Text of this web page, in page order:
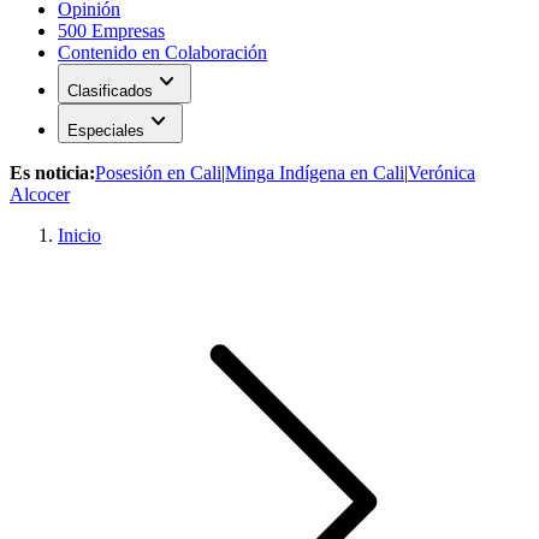
Opinión
500 Empresas
Contenido en Colaboración
Clasificados expand_more
Especiales expand_more
Es noticia:Posesión en Cali|Minga Indígena en Cali|Verónica
Alcocer
Inicio